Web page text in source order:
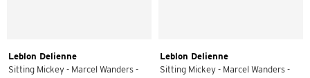
Leblon Delienne
Sitting Mickey - Marcel Wanders -
Leblon Delienne
Sitting Mickey - Marcel Wanders -